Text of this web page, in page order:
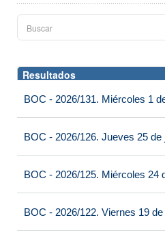
Resultados
BOC - 2026/131. Miércoles 1
BOC - 2026/126. Jueves 25 de
BOC - 2026/125. Miércoles 24
BOC - 2026/122. Viernes 19